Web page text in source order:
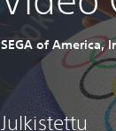
SEGA of America,
Julkistettu